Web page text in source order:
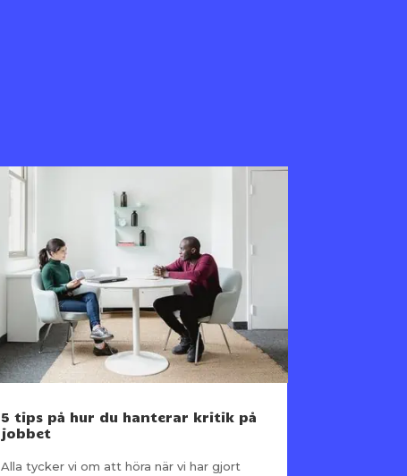
5 tips på hur du hanterar kritik på
jobbet
Alla tycker vi om att höra när vi har gjort